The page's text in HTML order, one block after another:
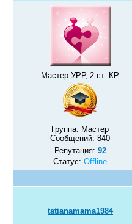
Мастер УРР, 2 ст. КР
Группа: Мастер
Сообщений:840
Репутация: 92
Статус:Offline
tatianamama1984